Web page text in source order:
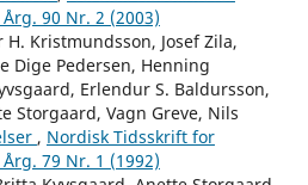
90 Nr. 2 (2003)
Kristmundsson, Josef Zila,
Dige Pedersen, Henning
Erlendur S. Baldursson,
Storgaard, Vagn Greve, Nils
, Nordisk Tidsskrift for
79 Nr. 1 (1992)